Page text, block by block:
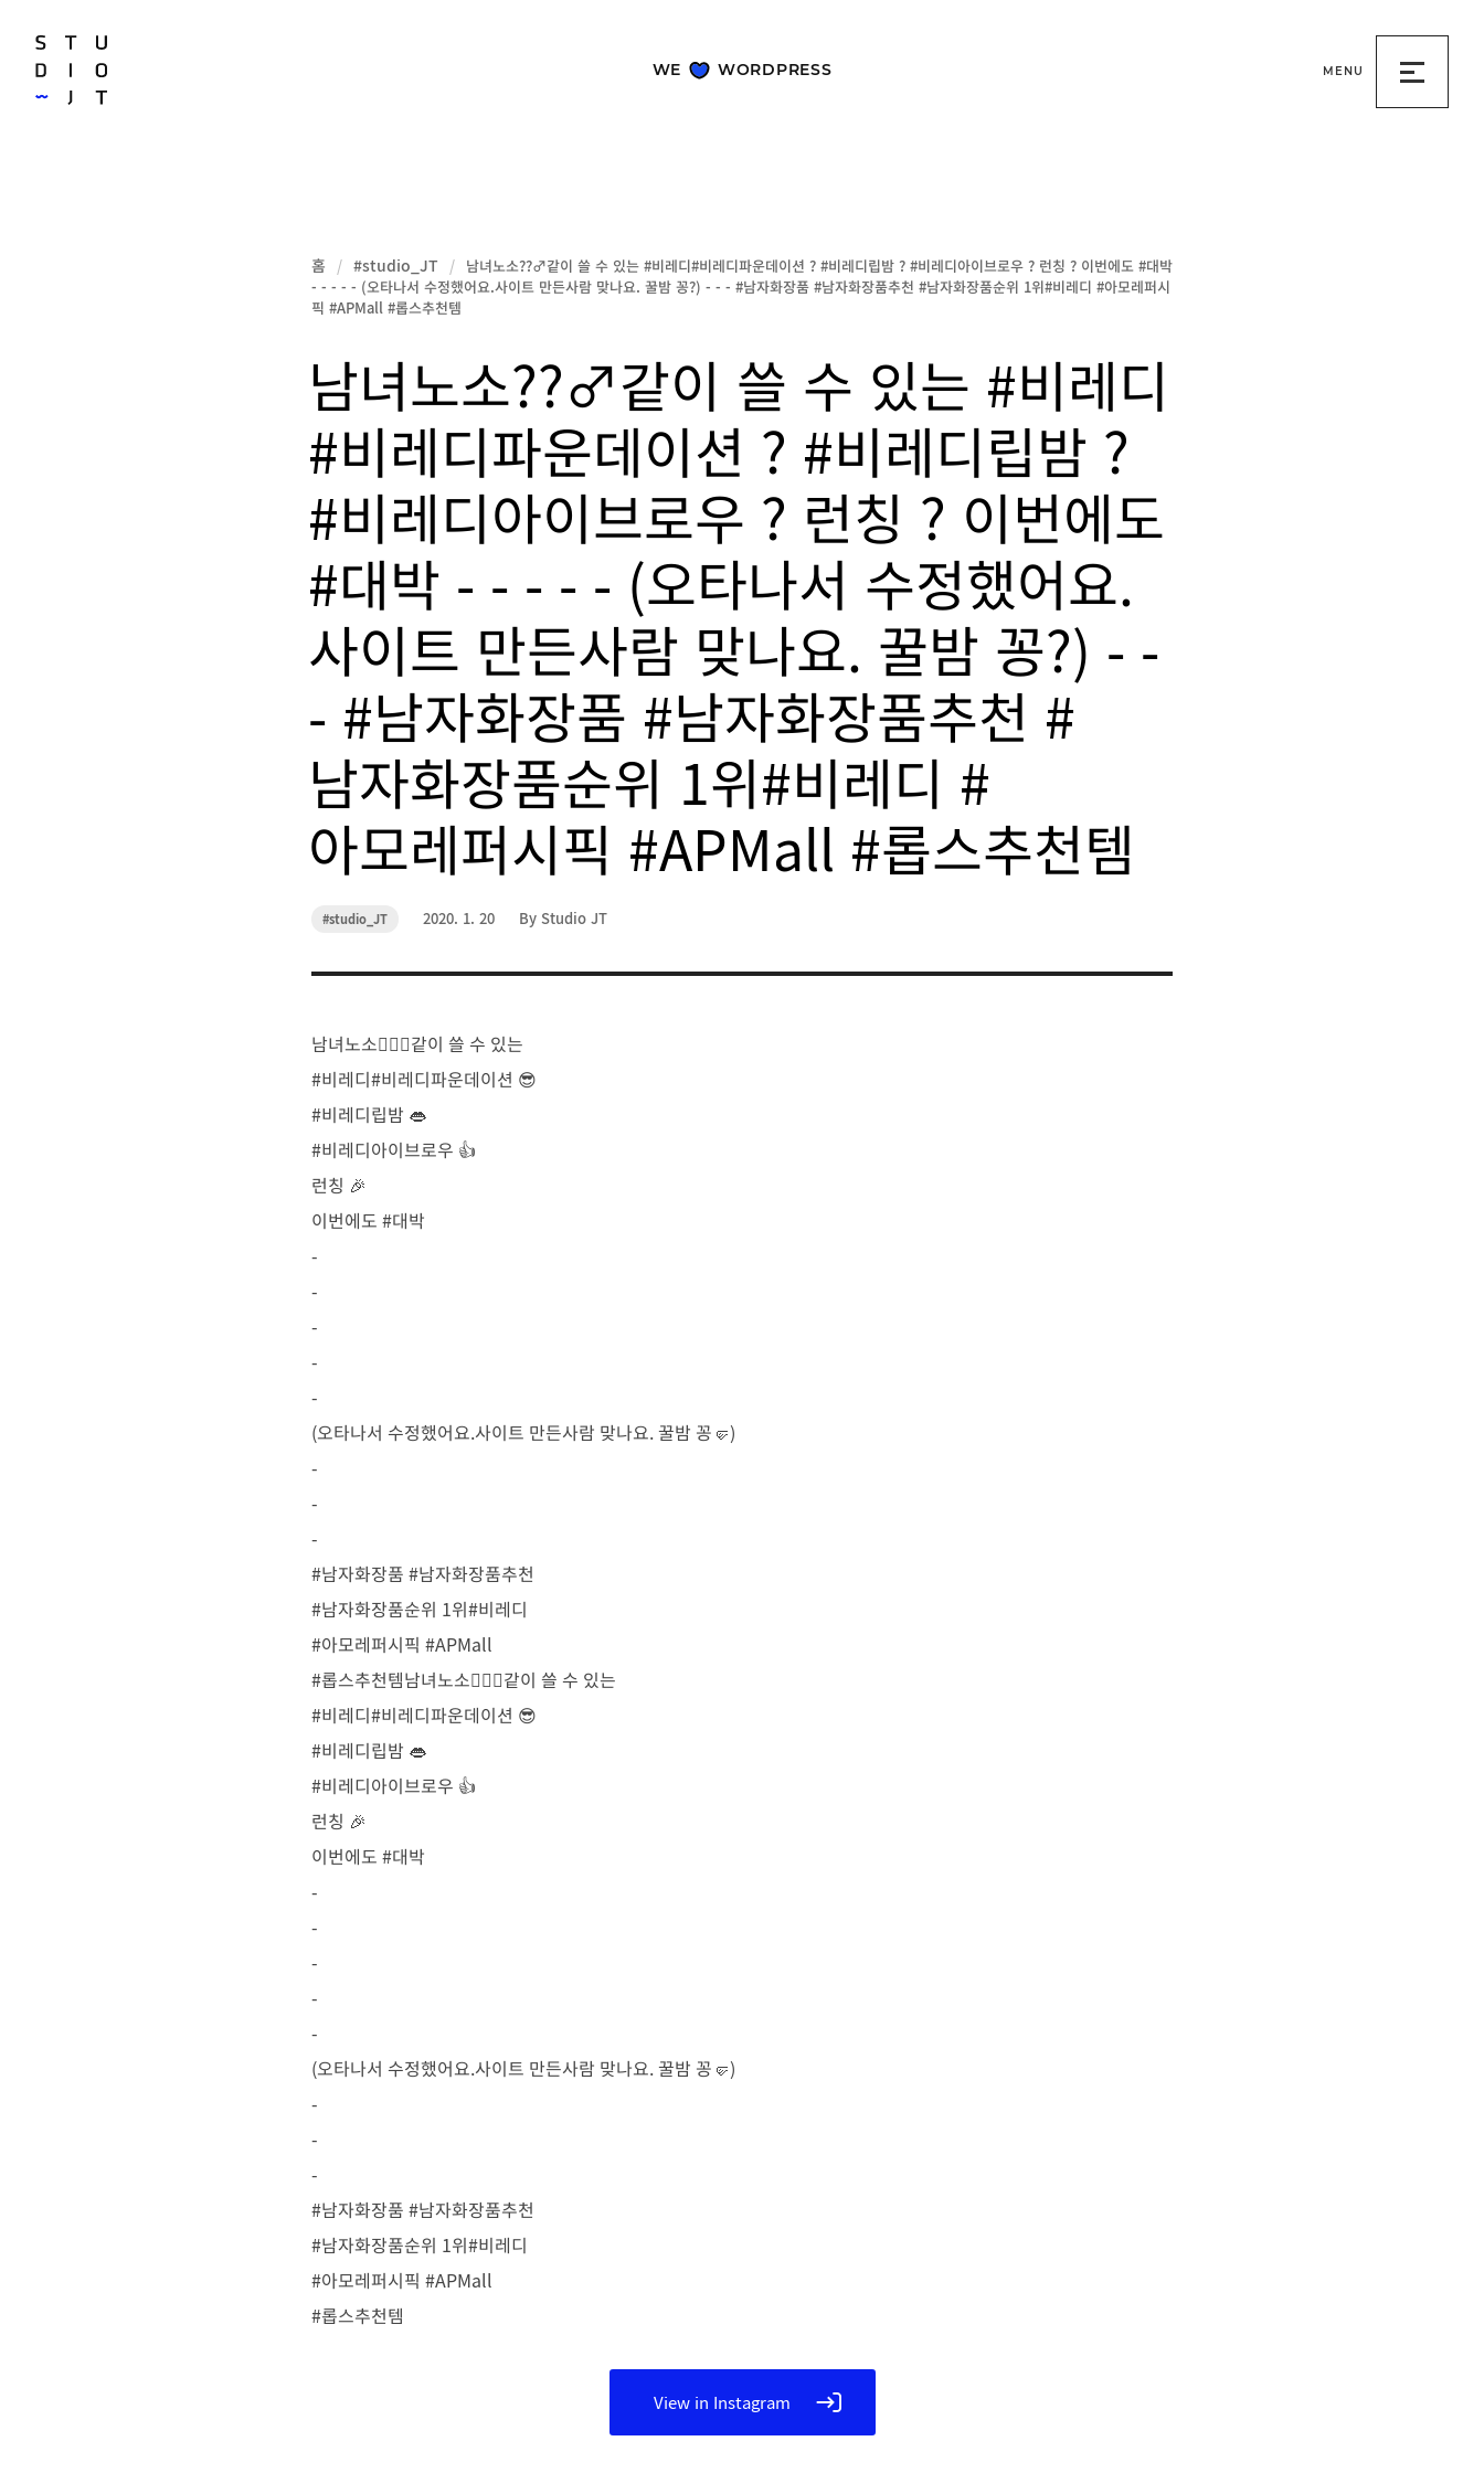
WE WORDPRESS
메
MENU
홈 / #studio_JT / 남녀노소??‍♂️같이 쓸 수 있는 #비레디#비레디파운데이션 ? #비레디립밤 ? #비레디아이브로우 ? 런칭 ? 이번에도 #대박
- - - - - (오타나서 수정했어요.사이트 만든사람 맞나요. 꿀밤 꽁?) - - - #남자화장품 #남자화장품추천 #남자화장품순위 1위#비레디 #아모레퍼시
픽 #APMall #롭스추천템
남녀노소??‍♂️같이 쓸 수 있는 #비레디
#비레디파운데이션 ? #비레디립밤 ?
#비레디아이브로우 ? 런칭 ? 이번에도
#대박 - - - - - (오타나서 수정했어요.
사이트 만든사람 맞나요. 꿀밤 꽁?) - -
- #남자화장품 #남자화장품추천 #
남자화장품순위 1위#비레디 #
아모레퍼시픽 #APMall #롭스추천템
카
리
#studio_JT
작
2020. 1. 20
작
By Studio JT
남녀노소🙆🏼‍♂️같이 쓸 수 있는
#비레디#비레디파운데이션 😎
#비레디립밤 👄
#비레디아이브로우 👍
런칭 🎉
이번에도 #대박
-
-
-
-
-
(오타나서 수정했어요.사이트 만든사람 맞나요. 꿀밤 꽁🤛)
-
-
-
#남자화장품 #남자화장품추천
#남자화장품순위 1위#비레디
#아모레퍼시픽 #APMall
#롭스추천템남녀노소🙆🏼‍♂️같이 쓸 수 있는
#비레디#비레디파운데이션 😎
#비레디립밤 👄
#비레디아이브로우 👍
런칭 🎉
이번에도 #대박
-
-
-
-
-
(오타나서 수정했어요.사이트 만든사람 맞나요. 꿀밤 꽁🤛)
-
-
-
#남자화장품 #남자화장품추천
#남자화장품순위 1위#비레디
#아모레퍼시픽 #APMall
#롭스추천템
View in Instagram